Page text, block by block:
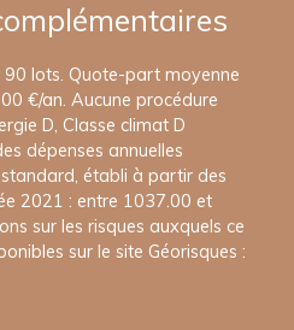
lots. Quote-part moyenne
€/an. Aucune procédure
D, Classe climat D
dépenses annuelles
établi à partir des
2021 : entre 1037.00 et
sur les risques auxquels ce
sur le site Géorisques :